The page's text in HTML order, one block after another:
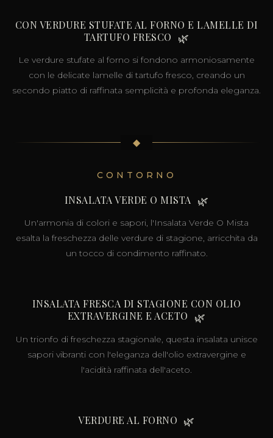
CON VERDURE STUFATE AL FORNO E LAMELLE DI
TARTUFO FRESCO
🌿
Le verdure stufate al forno si fondono armoniosamente
con le delicate lamelle di tartufo fresco, creando un
secondo piatto di raffinata semplicità e profonda eleganza.
◆
CONTORNO
INSALATA VERDE O MISTA 🌿
Un'armonia di colori e sapori, l'Insalata Verde O Mista
esalta la freschezza delle verdure di stagione, arricchita da
un tocco di condimento raffinato.
INSALATA FRESCA DI STAGIONE CON OLIO
EXTRAVERGINE E ACETO
🌿
Un trionfo di freschezza stagionale, questa insalata unisce
sapori vibranti con l'eleganza dell'olio extravergine e
l'acidità raffinata dell'aceto.
VERDURE AL FORNO 🌿